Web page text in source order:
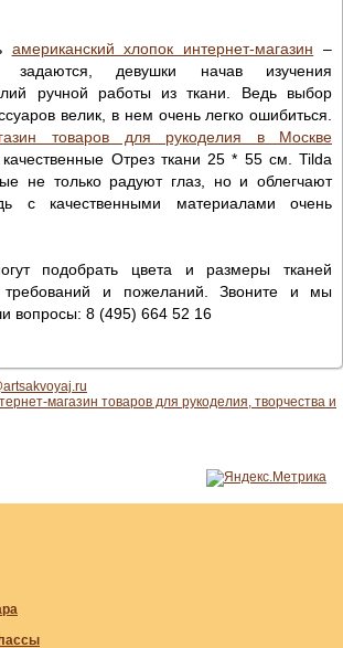
американский хлопок интернет-магазин –
задаются, девушки начав изучения
ручной работы из ткани. Ведь выбор
велик, в нем очень легко ошибиться.
товаров для рукоделия в Москве
качественные Отрез ткани 25 * 55 см. Tilda
не только радуют глаз, но и облегчают
с качественными материалами очень
подобрать цвета и размеры тканей
и пожеланий. Звоните и мы
вопросы: 8 (495) 664 52 16
магазин товаров для рукоделия, творчества и